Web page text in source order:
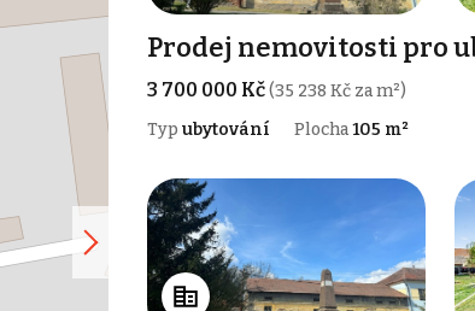
Prodej nemovitosti pro
3 700 000 Kč(35 238 Kč za m²)
Typ ubytování Plocha105 m²